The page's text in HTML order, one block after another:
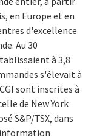
en Europe et en
d'excellence
Au 30
à 3,8
s'élevait à
sont inscrites à
de New York
S&P/TSX, dans